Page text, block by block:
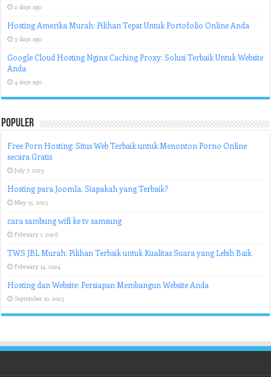
2 days ago
Hosting Amerika Murah: Pilihan Tepat Untuk Portofolio Online Anda
3 days ago
Google Cloud Hosting Nginx Caching Proxy: Solusi Terbaik Untuk Website
Anda
4 days ago
Populer
Free Porn Hosting: Situs Web Terbaik untuk Menonton Porno Online
secara Gratis
July 7, 2023
Hosting para Joomla, Siapakah yang Terbaik?
May 15, 2023
cara sambung wifi ke tv samsung
February 1, 2026
TWS JBL Murah: Pilihan Terbaik untuk Kualitas Suara yang Lebih Baik
February 14, 2024
Hosting dan Website: Persiapan Membangun Website Anda
September 10, 2023